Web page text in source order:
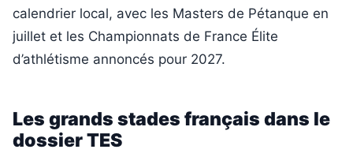
calendrier local, avec les Masters de Pétanque en
juillet et les Championnats de France Élite
d’athlétisme annoncés pour 2027.
Les grands stades français dans le
dossier TES